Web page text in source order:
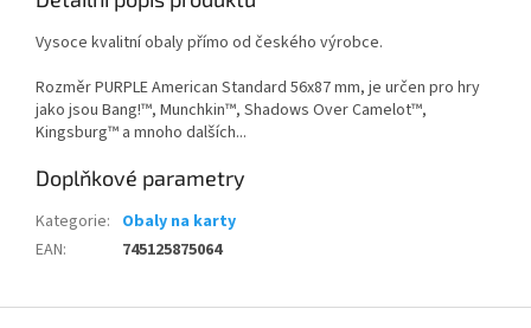
Vysoce kvalitní obaly přímo od českého výrobce.
Rozměr PURPLE American Standard 56x87 mm, je určen pro hry
jako jsou Bang!™, Munchkin™, Shadows Over Camelot™,
Kingsburg™ a mnoho dalších...
Doplňkové parametry
Kategorie: Obaly na karty
EAN: 745125875064